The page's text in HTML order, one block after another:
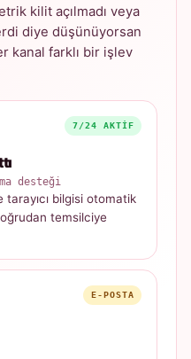
kilit açılmadı veya
diye düşünüyorsan
kanal farklı bir işlev
7/24 AKTIF
desteği
bilgisi otomatik
temsilciye
E-POSTA